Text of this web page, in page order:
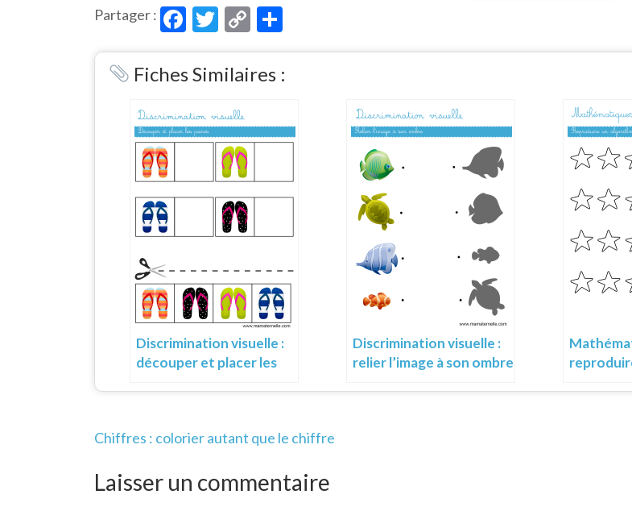
Partager : Facebook
Twitter
Copy
Link
Fiches Similaires :
Discrimination visuelle :
découper et placer les
Discrimination visuelle :
relier l’image à son ombre
Navigation
l’article
Chiffres : colorier autant que le chiffre
Laisser un commentaire